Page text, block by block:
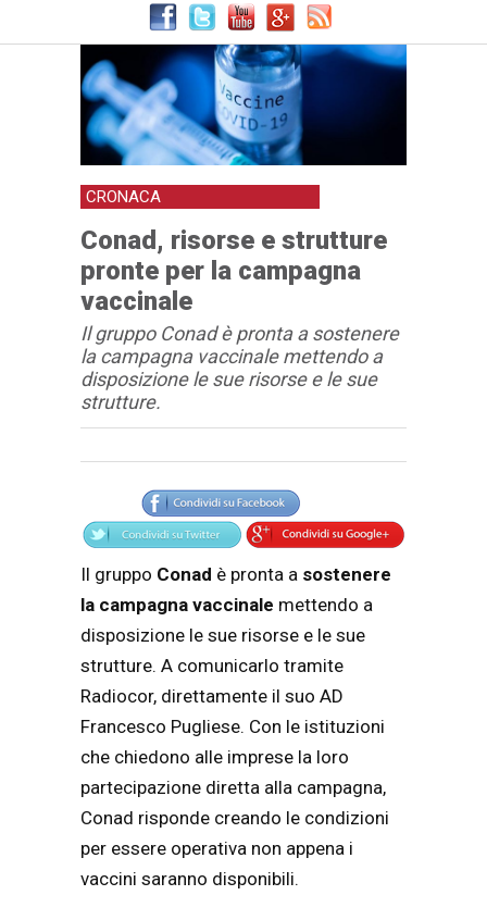
CRONACA
Conad, risorse e strutture
pronte per la campagna
vaccinale
Il gruppo Conad è pronta a sostenere
la campagna vaccinale mettendo a
disposizione le sue risorse e le sue
strutture.
Articolo
Testo articolo principale
Il gruppo Conad è pronta a sostenere
la campagna vaccinale mettendo a
disposizione le sue risorse e le sue
strutture. A comunicarlo tramite
Radiocor, direttamente il suo AD
Francesco Pugliese. Con le istituzioni
che chiedono alle imprese la loro
partecipazione diretta alla campagna,
Conad risponde creando le condizioni
per essere operativa non appena i
vaccini saranno disponibili.